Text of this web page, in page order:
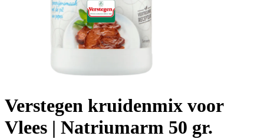
Verstegen kruidenmix voor
Vlees | Natriumarm 50 gr.